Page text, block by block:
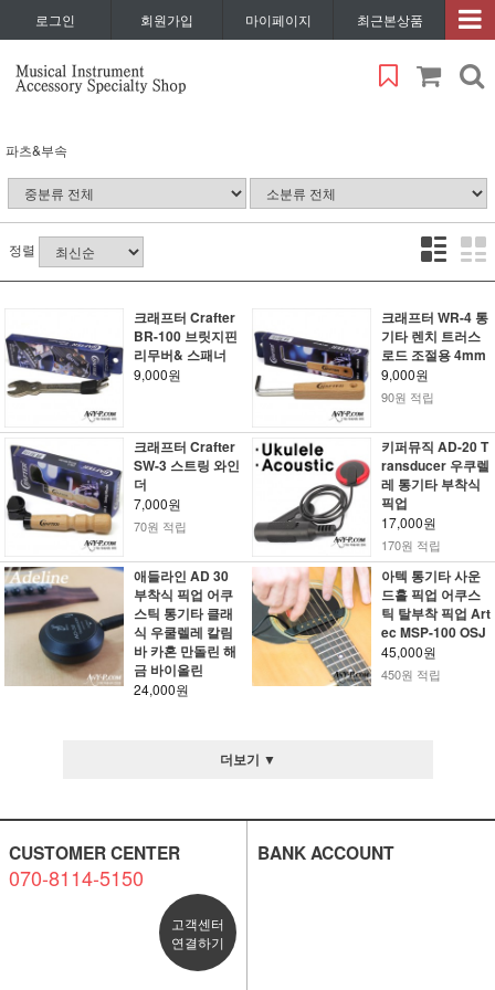
로그인 회원가입 마이페이지 최근본상품
파츠&부속
정렬
크래프터 Crafter
BR-100 브릿지핀
리무버& 스패너
9,000원
크래프터 WR-4 통
기타 렌치 트러스
로드 조절용 4mm
9,000원
90원 적립
크래프터 Crafter
SW-3 스트링 와인
더
7,000원
70원 적립
키퍼뮤직 AD-20 T
ransducer 우쿠렐
레 통기타 부착식
픽업
17,000원
170원 적립
애들라인 AD 30
부착식 픽업 어쿠
스틱 통기타 클래
식 우쿨렐레 칼림
바 카혼 만돌린 해
금 바이올린
24,000원
아텍 통기타 사운
드홀 픽업 어쿠스
틱 탈부착 픽업 Art
ec MSP-100 OSJ
45,000원
450원 적립
더보기 ▼
CUSTOMER CENTER
070-8114-5150
고객센터
연결하기
BANK ACCOUNT